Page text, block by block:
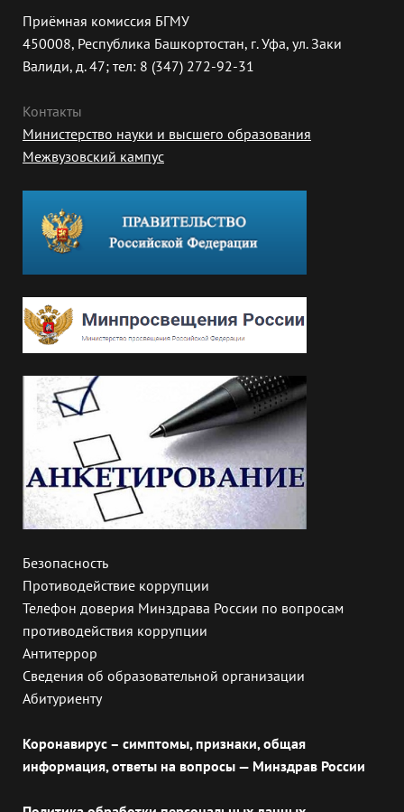
Приёмная комиссия БГМУ
450008, Республика Башкортостан, г. Уфа, ул. Заки
Валиди, д. 47; тел: 8 (347) 272-92-31
Контакты
Министерство науки и высшего образования
Межвузовский кампус
Безопасность
Противодействие коррупции
Телефон доверия Минздрава России по вопросам
противодействия коррупции
Антитеррор
Сведения об образовательной организации
Абитуриенту
Коронавирус – симптомы, признаки, общая
информация, ответы на вопросы — Минздрав России